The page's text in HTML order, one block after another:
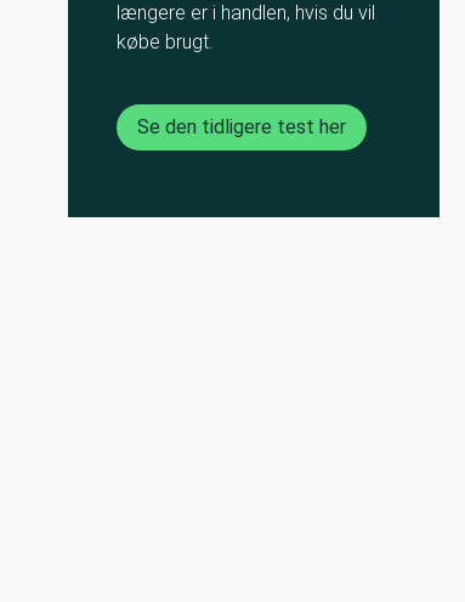
længere er i handlen, hvis du vil
købe brugt.
Se den tidligere test her